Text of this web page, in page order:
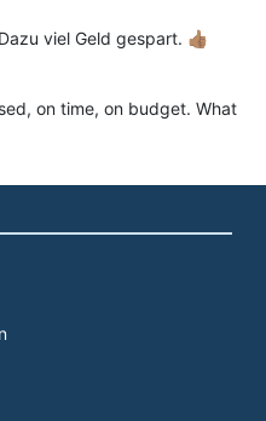
viel Geld gespart. 👍🏽
on time, on budget. What